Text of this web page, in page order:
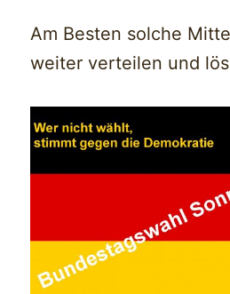
Am Besten solche
weiter verteilen und